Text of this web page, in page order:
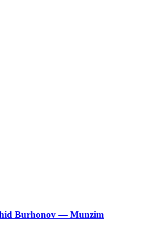
Burhonov — Munzim